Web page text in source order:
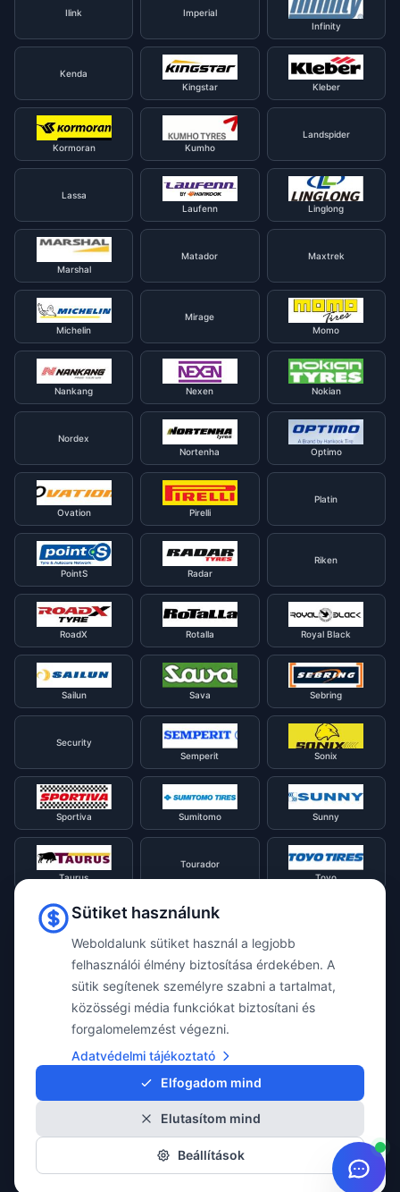
Ilink
Imperial
Infinity
Kenda
Kingstar
Kleber
Kormoran Kumho
Landspider
Lassa
Laufenn
Linglong
Marshal
Matador Maxtrek
Michelin
Mirage
Momo
Nankang Nexen Nokian
Nordex
Nortenha
Optimo
Ovation Pirelli
Platin
PointS Radar
Riken
RoadX Rotalla Royal Black
Sailun Sava Sebring
Security
Semperit
Sonix
Sportiva Sumitomo Sunny
Taurus
Tourador
Toyo
Tracmax
Triangle
Viking Voyager
Vredestein
© 2026 Taylor Webshop. Minden jog fenntartva.
Sütiket használunk
Weboldalunk sütiket használ a legjobb
felhasználói élmény biztosítása érdekében. A
sütik segítenek személyre szabni a tartalmat,
közösségi média funkciókat biztosítani és
forgalomelemzést végezni.
Adatvédelmi tájékoztató
Elfogadom mind
Elutasítom mind
Beállítások